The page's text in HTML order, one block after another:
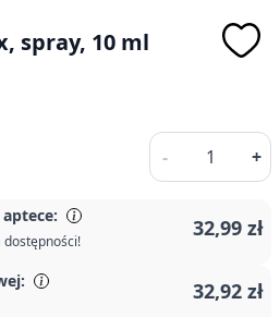
spray, 10 ml
32,99 zł
32,92 zł
-
Ilość
+